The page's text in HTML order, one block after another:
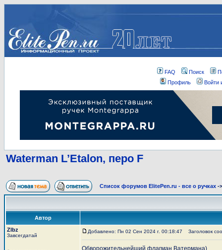
FAQ Поиск
Профиль
Войти
Waterman L’Etalon, перо F
Список форумов ElitePen.ru - все о ручках -
Автор
Zlbz
Завсегдатай
Добавлено: Пн 02 Сен 2024 г. 00:18:47 Заголовок
Обворожительнейший флагман Ватермана)